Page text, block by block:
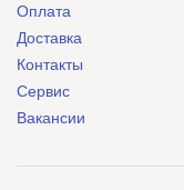
Оплата
Доставка
Контакты
Сервис
Вакансии